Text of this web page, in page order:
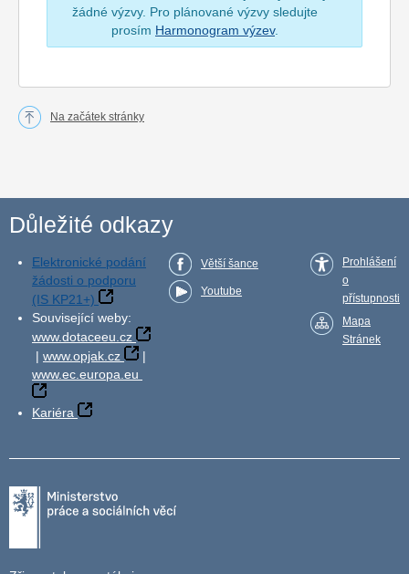
žádné výzvy. Pro plánované výzvy sledujte
prosím Harmonogram výzev.
Na začátek stránky
Důležité odkazy
Elektronické podání
žádosti o podporu
(IS KP21+)
Související weby:
www.dotaceeu.cz
| www.opjak.cz
|
www.ec.europa.eu
Kariéra
Větší šance
Youtube
Prohlášení
o
přístupnosti
Mapa
Stránek